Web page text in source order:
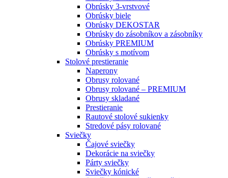
Obrúsky 3-vrstvové
Obrúsky biele
Obrúsky DEKOSTAR
Obrúsky do zásobníkov a zásobníky
Obrúsky PREMIUM
Obrúsky s motívom
Stolové prestieranie
Naperony
Obrusy rolované
Obrusy rolované – PREMIUM
Obrusy skladané
Prestieranie
Rautové stolové sukienky
Stredové pásy rolované
Sviečky
Čajové sviečky
Dekorácie na sviečky
Párty sviečky
Sviečky kónické